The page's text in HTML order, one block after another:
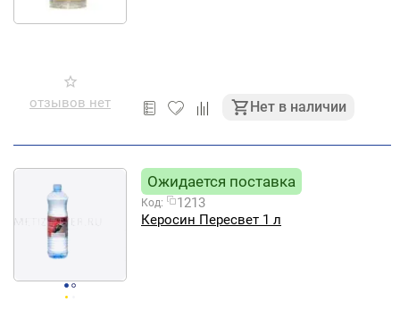
отзывов нет Нет в наличии
Ожидается поставка
Код:
1213
Керосин Пересвет 1 л